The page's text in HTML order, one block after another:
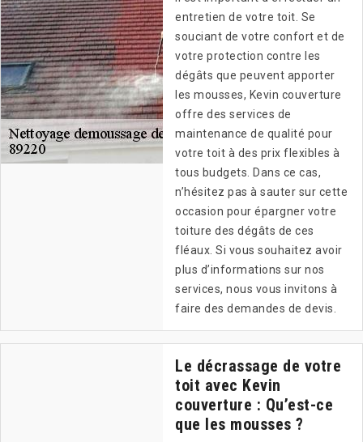
entretien de votre toit. Se
souciant de votre confort et de
votre protection contre les
dégâts que peuvent apporter
les mousses, Kevin couverture
offre des services de
maintenance de qualité pour
votre toit à des prix flexibles à
tous budgets. Dans ce cas,
n’hésitez pas à sauter sur cette
occasion pour épargner votre
toiture des dégâts de ces
fléaux. Si vous souhaitez avoir
plus d’informations sur nos
services, nous vous invitons à
faire des demandes de devis.
Le décrassage de votre
toit avec Kevin
couverture : Qu’est-ce
que les mousses ?